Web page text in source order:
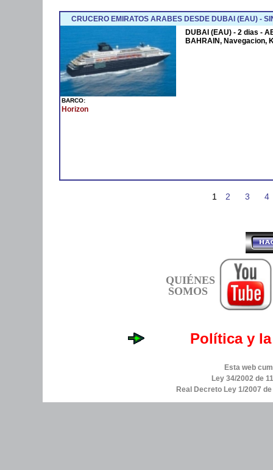
CRUCERO EMIRATOS ARABES DESDE DUBAI (EAU) -
BARCO:
Horizon
DUBAI (EAU) - 2 dias -
BAHRAIN, Navegacion,
1 2 3 4
QUIÉNES
SOMOS
Política y
Esta web
Ley 34/2002 de
Real Decreto Ley 1/2007